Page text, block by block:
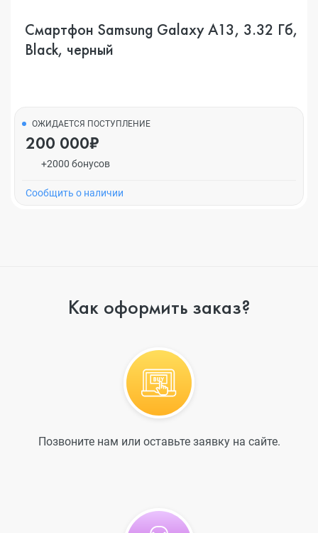
Смартфон Samsung Galaxy A13, 3.32 Гб,
Black, черный
ОЖИДАЕТСЯ ПОСТУПЛЕНИЕ
200 000₽
+2000 бонусов
Cообщить о наличии
Как оформить заказ?
Позвоните нам или оставьте заявку на сайте.